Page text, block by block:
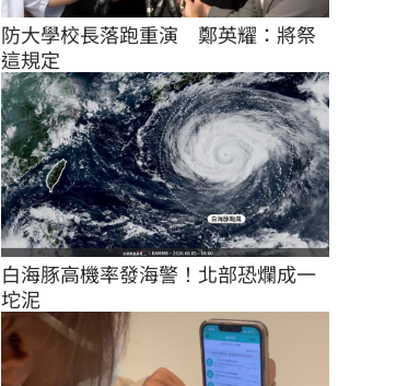
防大學校長落跑重演　鄭英耀：將祭
這規定
白海豚高機率發海警！北部恐爛成一
坨泥